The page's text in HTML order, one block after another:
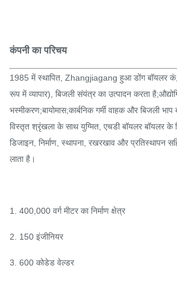
कंपनी का परिचय
1985 में स्थापित, Zhangjiagang हुआ डोंग बॉयलर
रूप में व्यापार), बिजली संयंत्र का उत्पादन करता
भस्मीकरण;बायोमास;कार्बनिक गर्मी वाहक और बिजली
विस्तृत श्रृंखला के साथ युग्मित, एचडी बॉयलर बॉयलर के
डिजाइन, निर्माण, स्थापना, रखरखाव और प्रतिस्थापन
लाता है।
1. 400,000 वर्ग मीटर का निर्माण क्षेत्र
2. 150 इंजीनियर
3. 600 कोडेड वेल्डर